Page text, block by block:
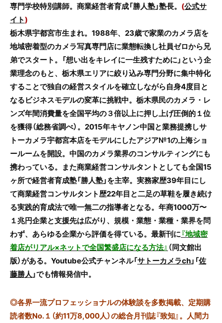
専門学校特別講師。商業経営者育成「勝人塾」塾長。 (公式サ
イト)
栃木県宇都宮市生まれ。1988年、23歳で家業のカメラ店を
地域密着型のカメラ写真専門店に業態転換し社員ゼロから兄
弟でスタート。「想い出をキレイに一生残すために」という企
業理念のもと、栃木県エリアに絞り込み専門分野に集中特化
することで独自の経営スタイルを確立しながら自身4度目と
なるビジネスモデルの変革に挑戦中。栃木県民のカメラ・レ
ンズ年間消費量を全国平均の３倍以上に押し上げ圧倒的１位
を獲得（総務省調べ）。2015年キヤノン中国と業務提携しサ
トーカメラ宇都宮本店をモデルにしたアジア№1の上海ショ
ールームを開設。中国のカメラ業界のコンサルティングにも
携わっている。また商業経営コンサルタントとしても全国15
ヶ所で経営者育成塾「勝人塾」を主宰。実務家歴39年目にし
て商業経営コンサルタント歴22年目と二足の草鞋を履き続け
る実践的育成法で唯一無二の指導者となる。年商1000万〜
１兆円企業と支援先は広がり、規模・業態・業種・業界を問
わず、あらゆる企業から評価を得ている。最新刊に『地域密
着店がリアル×ネットで全国繁盛店になる方法』 （同文館出
版）がある。Youtube公式チャンネル「サトーカメラch」「佐
藤勝人」でも情報発信中。
◎各界一流プロフェッショナルの体験談を多数掲載、定期購
読者数No.１（約11万8,000人）の総合月刊誌『致知』。人間力